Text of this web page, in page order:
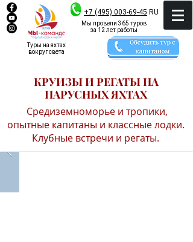
+7 (495) 003-69-45 RU
Туры на яхтах
вокруг света
Мы провели 365 туров
за 12 лет работы
КРУИЗЫ И РЕГАТЫ НА
ПАРУСНЫХ ЯХТАХ
Средиземноморье и тропики,
опытные капитаны и классные лодки.
Клубные встречи и регаты.